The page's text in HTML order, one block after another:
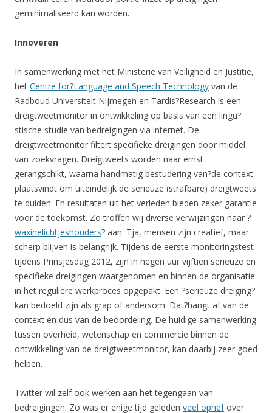
geminimaliseerd kan worden.
Innoveren
In samenwerking met het Ministerie van Veiligheid en Justitie,
het Centre for?Language and Speech Technology van de
Radboud Universiteit Nijmegen en Tardis?Research is een
dreigtweetmonitor in ontwikkeling op basis van een lingu?
stische studie van bedreigingen via internet. De
dreigtweetmonitor filtert specifieke dreigingen door middel
van zoekvragen. Dreigtweets worden naar ernst
gerangschikt, waarna handmatig bestudering van?de context
plaatsvindt om uiteindelijk de serieuze (strafbare) dreigtweets
te duiden. En resultaten uit het verleden bieden zeker garantie
voor de toekomst. Zo troffen wij diverse verwijzingen naar ?
waxinelichtjeshouders? aan. Tja, mensen zijn creatief, maar
scherp blijven is belangrijk. Tijdens de eerste monitoringstest
tijdens Prinsjesdag 2012, zijn in negen uur vijftien serieuze en
specifieke dreigingen waargenomen en binnen de organisatie
in het reguliere werkproces opgepakt. Een ?serieuze dreiging?
kan bedoeld zijn als grap of andersom. Dat?hangt af van de
context en dus van de beoordeling. De huidige samenwerking
tussen overheid, wetenschap en commercie binnen de
ontwikkeling van de dreigtweetmonitor, kan daarbij zeer goed
helpen.
Twitter wil zelf ook werken aan het tegengaan van
bedreigingen. Zo was er enige tijd geleden veel ophefover